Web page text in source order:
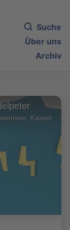
Suche
Über uns
Archiv
Kassel